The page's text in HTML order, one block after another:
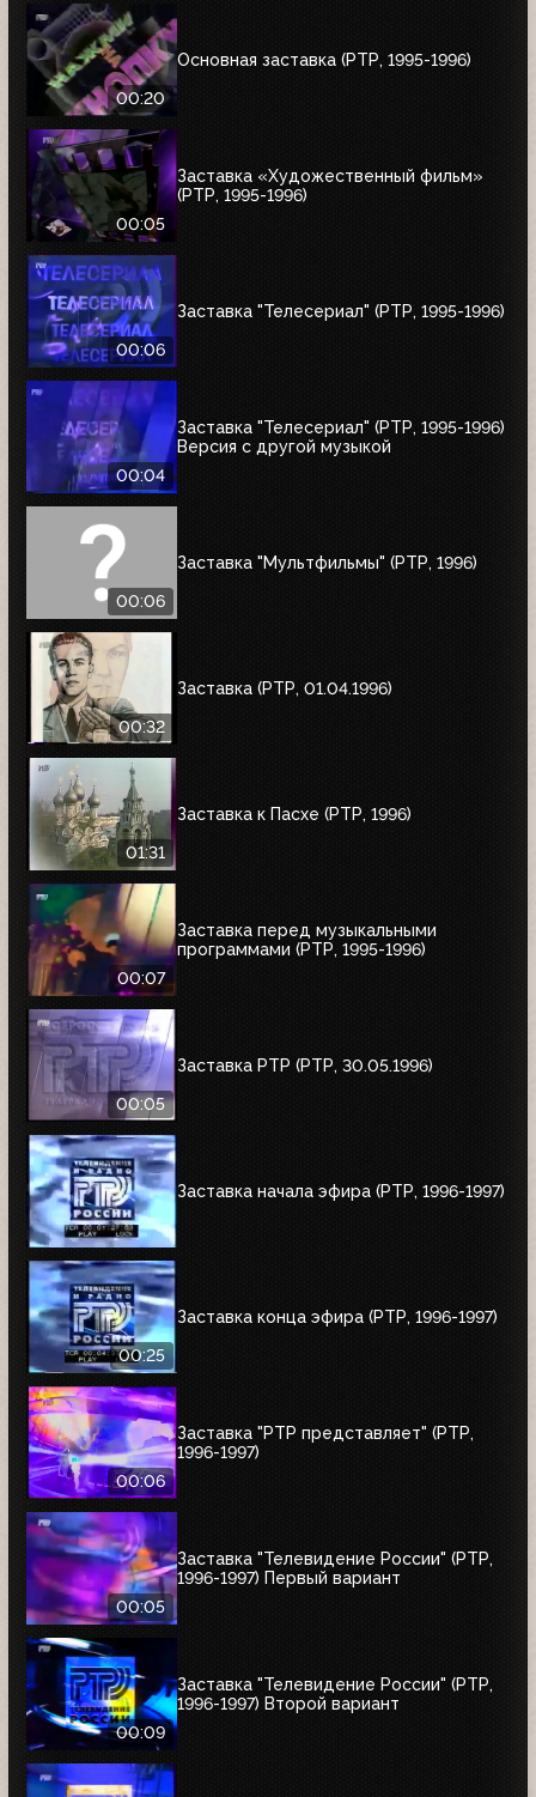
00:20
Основная заставка (РТР, 1995-1996)
00:05
Заставка «Художественный фильм»
(РТР, 1995-1996)
00:06
Заставка "Телесериал" (РТР, 1995-1996)
00:04
Заставка "Телесериал" (РТР, 1995-1996)
Версия с другой музыкой
00:06
Заставка "Мультфильмы" (РТР, 1996)
00:32
Заставка (РТР, 01.04.1996)
01:31
Заставка к Пасхе (РТР, 1996)
00:07
Заставка перед музыкальными
программами (РТР, 1995-1996)
00:05
Заставка РТР (РТР, 30.05.1996)
Заставка начала эфира (РТР, 1996-1997)
00:25
Заставка конца эфира (РТР, 1996-1997)
00:06
Заставка "РТР представляет" (РТР,
1996-1997)
00:05
Заставка "Телевидение России" (РТР,
1996-1997) Первый вариант
00:09
Заставка "Телевидение России" (РТР,
1996-1997) Второй вариант